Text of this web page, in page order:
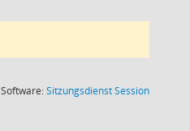
Software:SitzungsdienstSession(Wird in